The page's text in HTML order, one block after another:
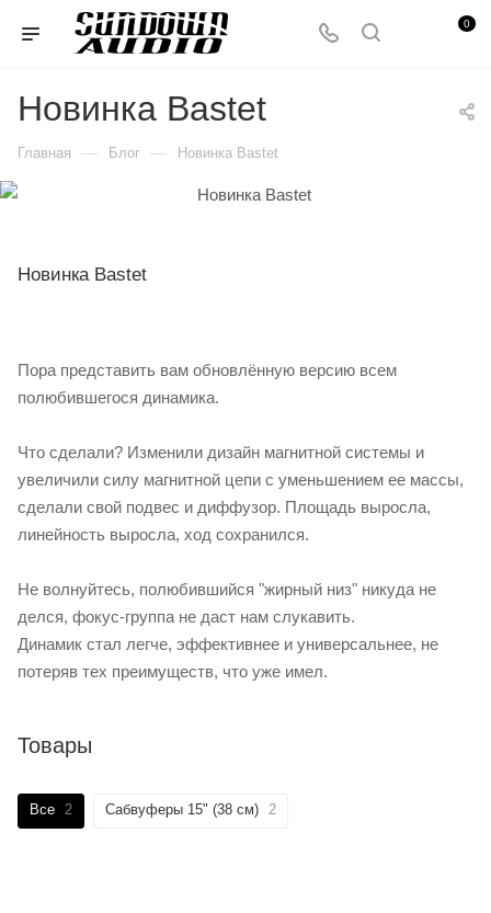
0
Новинка Bastet
Главная — Блог — Новинка Bastet
Новинка Bastet
Пора представить вам обновлённую версию всем
полюбившегося динамика.
Что сделали? Изменили дизайн магнитной системы и
увеличили силу магнитной цепи с уменьшением ее массы,
сделали свой подвес и диффузор. Площадь выросла,
линейность выросла, ход сохранился.
Не волнуйтесь, полюбившийся "жирный низ" никуда не
делся, фокус-группа не даст нам слукавить.
Динамик стал легче, эффективнее и универсальнее, не
потеряв тех преимуществ, что уже имел.
Товары
Все 2 Сабвуферы 15" (38 см) 2